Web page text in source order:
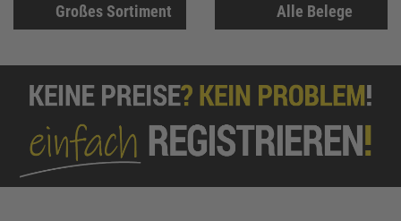
Großes Sortiment Alle Belege